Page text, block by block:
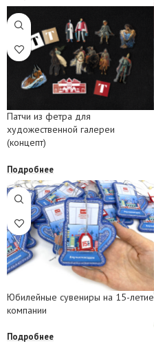
Патчи из фетра для
художественной галереи
(концепт)
Подробнее
Юбилейные сувениры на 15-летие
компании
Подробнее